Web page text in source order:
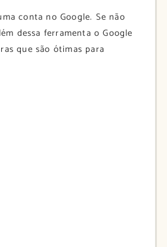
conta no Google. Se não
dessa ferramenta o Google
que são ótimas para